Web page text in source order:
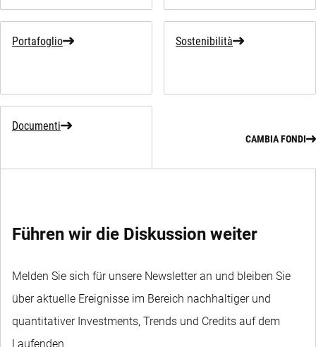
Portafoglio Sostenibilità
Documenti
CAMBIA FONDI
Führen wir die Diskussion weiter
Melden Sie sich für unsere Newsletter an und bleiben Sie
über aktuelle Ereignisse im Bereich nachhaltiger und
quantitativer Investments, Trends und Credits auf dem
Laufenden.